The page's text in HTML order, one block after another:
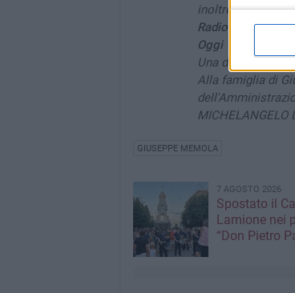
inoltre
Oggi Terlizzi
Una di quelle
Alla famiglia di
MICHELANGELO
GIUSEPPE MEMOLA
7 AGOSTO 2026
Spostato il
Lamione nei
“Don Pietro